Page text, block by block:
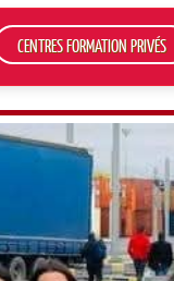
CENTRES FORMATION PRIVÉS